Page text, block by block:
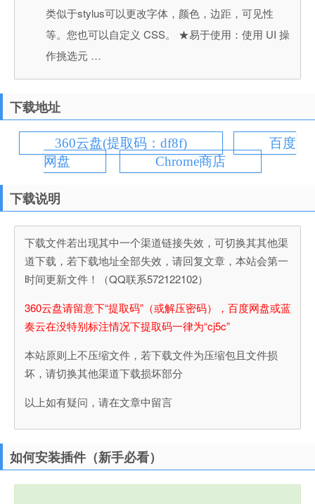
类似于stylus可以更改字体，颜色，边距，可见性
等。您也可以自定义 CSS。 ★易于使用：使用 UI 操
作挑选元 …
下载地址
360云盘(提取码：df8f)
百度
网盘
Chrome商店
下载说明
下载文件若出现其中一个渠道链接失效，可切换其其他渠
道下载，若下载地址全部失效，请回复文章，本站会第一
时间更新文件！（QQ联系572122102）
360云盘请留意下“提取码”（或解压密码），百度网盘或蓝
奏云在没特别标注情况下提取码一律为“cj5c”
本站原则上不压缩文件，若下载文件为压缩包且文件损
坏，请切换其他渠道下载损坏部分
以上如有疑问，请在文章中留言
如何安装插件（新手必看）